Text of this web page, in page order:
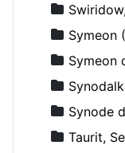
Symeon
Symeon
Synode
Taurit,